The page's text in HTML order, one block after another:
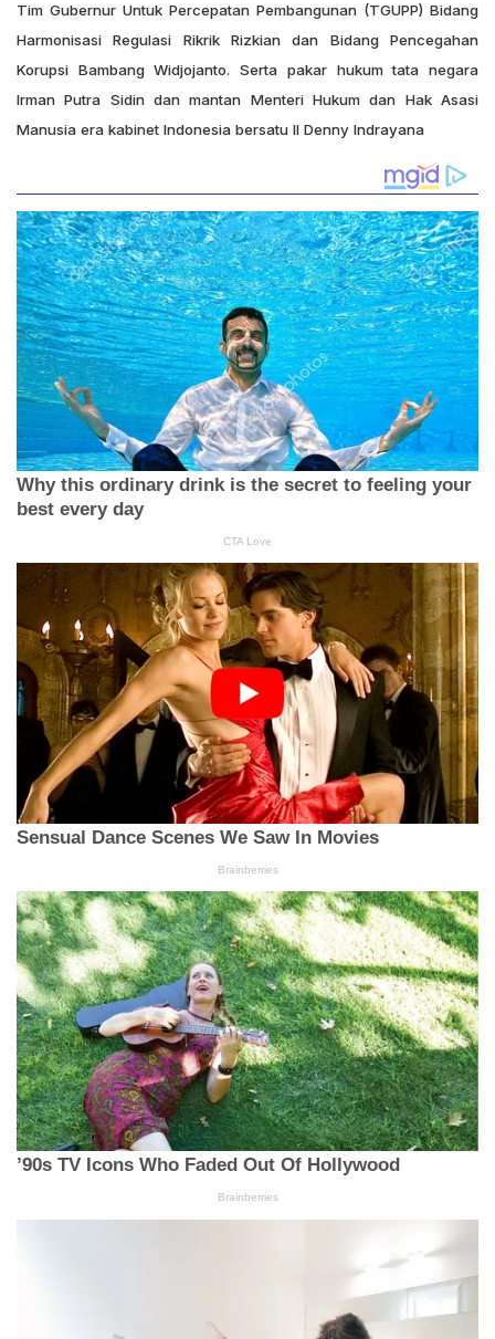
Tim Gubernur Untuk Percepatan Pembangunan (TGUPP) Bidang
Harmonisasi Regulasi Rikrik Rizkian dan Bidang Pencegahan
Korupsi Bambang Widjojanto. Serta pakar hukum tata negara
Irman Putra Sidin dan mantan Menteri Hukum dan Hak Asasi
Manusia era kabinet Indonesia bersatu II Denny Indrayana